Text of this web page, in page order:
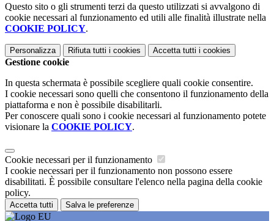
Questo sito o gli strumenti terzi da questo utilizzati si avvalgono di
cookie necessari al funzionamento ed utili alle finalità illustrate nella
COOKIE POLICY.
Personalizza Rifiuta tutti i cookies Accetta tutti i cookies
Gestione cookie
In questa schermata è possibile scegliere quali cookie consentire.
I cookie necessari sono quelli che consentono il funzionamento della
piattaforma e non è possibile disabilitarli.
Per conoscere quali sono i cookie necessari al funzionamento potete
visionare la COOKIE POLICY.
Cookie necessari per il funzionamento
I cookie necessari per il funzionamento non possono essere
disabilitati. È possibile consultare l'elenco nella pagina della cookie
policy.
Accetta tutti Salva le preferenze